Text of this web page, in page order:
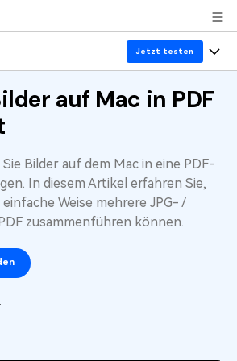
Jetzt testen
für Windows
Mac
iPhone/iPad
auf Mac in PDF
Bilder auf dem Mac in eine PDF-
In diesem Artikel erfahren Sie,
Weise mehrere JPG- /
zusammenführen können.